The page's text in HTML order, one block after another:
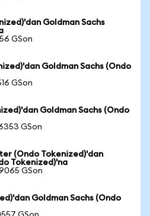
Goldman Sachs
GSon
Goldman Sachs (Ondo
GSon
Goldman Sachs (Ondo
GSon
(Ondo Tokenized)'dan
Tokenized)'na
GSon
Goldman Sachs (Ondo